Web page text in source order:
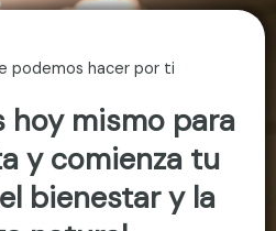
podemos hacer por ti
hoy mismo para
y comienza tu
bienestar y la